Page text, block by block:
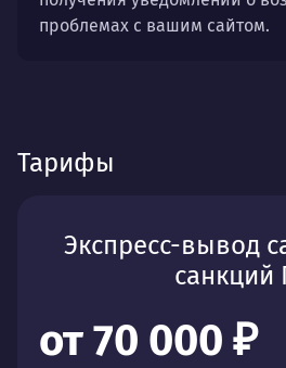
проблемах с вашим сайтом.
Тарифы
Экспресс-вывод
санкций
от 70 000 ₽